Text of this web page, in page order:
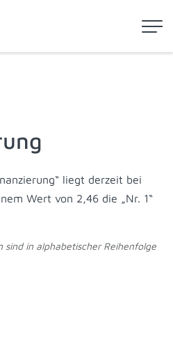
liegt derzeit bei
Wert von 2,46 die „Nr. 1“
in alphabetischer Reihenfolge